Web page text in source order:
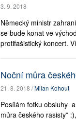
3. 9. 2018
Německý ministr
se bude konat ve
protifašistický koncert.
Noční můra
21. 8. 2018 /Milan Kohout
Posílám fotku obsluhy
můra českého rasisty”